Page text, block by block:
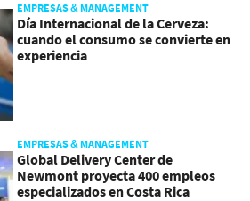
EMPRESAS & MANAGEMENT
Día Internacional de la Cerveza:
cuando el consumo se convierte en
experiencia
EMPRESAS & MANAGEMENT
Global Delivery Center de
Newmont proyecta 400 empleos
especializados en Costa Rica